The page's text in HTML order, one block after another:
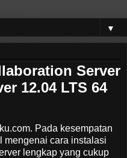
▼
Server
12.04 LTS 64
Pada kesempatan
mengenai cara instalasi
lengkap yang cukup